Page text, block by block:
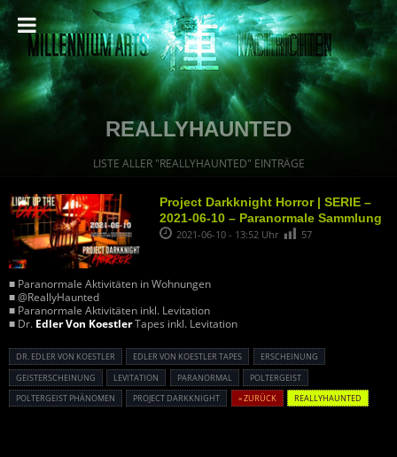
REALLYHAUNTED
LISTE ALLER "REALLYHAUNTED" EINTRÄGE
Project Darkknight Horror | SERIE –
2021-06-10 – Paranormale Sammlung
2021-06-10 - 13:52 Uhr 57
■ Paranormale Aktivitäten in Wohnungen
■ @ReallyHaunted
■ Paranormale Aktivitäten inkl. Levitation
■ Dr. Edler Von KoestlerTapes inkl. Levitation
DR. EDLER VON KOESTLER EDLER VON KOESTLER TAPES
ERSCHEINUNG
GEISTERSCHEINUNG
LEVITATION PARANORMAL
POLTERGEIST
POLTERGEIST PHÄNOMEN
PROJECT DARKKNIGHT « ZURÜCK REALLYHAUNTED